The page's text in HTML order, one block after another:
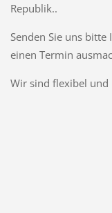
Republik..
Senden Sie uns
einen Termin
Wir sind flexibel und